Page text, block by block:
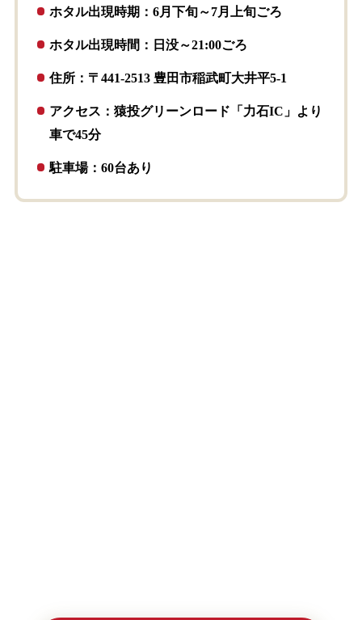
ホタル出現時期：6月下旬～7月上旬ごろ
ホタル出現時間：日没～21:00ごろ
住所：〒441-2513 豊田市稲武町大井平5-1
アクセス：猿投グリーンロード「力石IC」より
車で45分
駐車場：60台あり